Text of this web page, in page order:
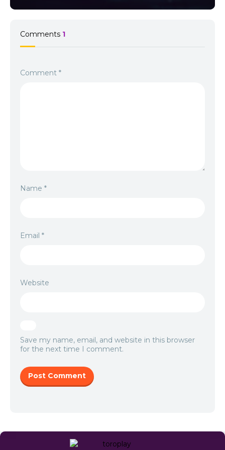
Comments 1
Comment *
Name *
Email *
Website
Save my name, email, and website in this browser
for the next time I comment.